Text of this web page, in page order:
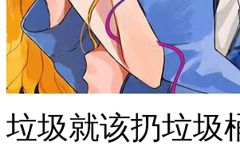
垃圾就该扔垃圾